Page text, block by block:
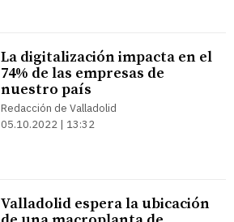
La digitalización impacta en el
74% de las empresas de
nuestro país
Redacción de Valladolid
05.10.2022 | 13:32
Valladolid espera la ubicación